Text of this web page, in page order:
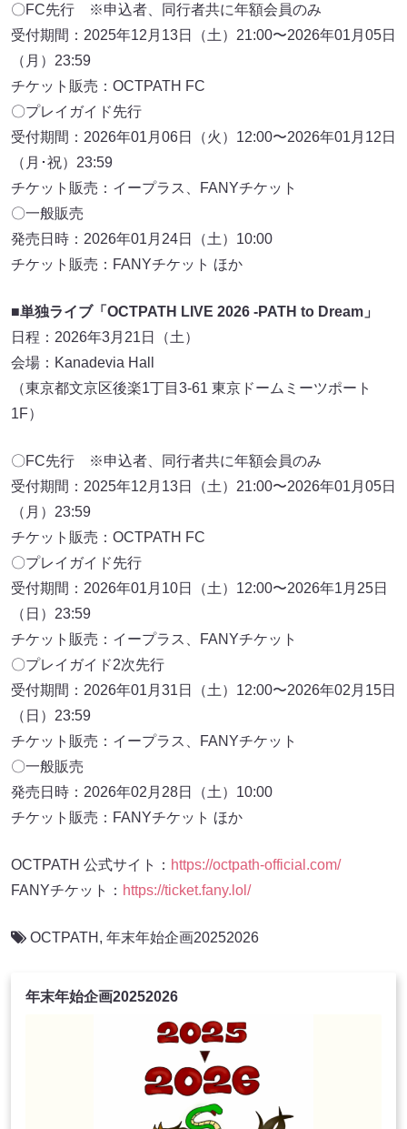
〇FC先行 ※申込者、同行者共に年額会員のみ
受付期間：2025年12月13日（土）21:00〜2026年01月05日
（月）23:59
チケット販売：OCTPATH FC
〇プレイガイド先行
受付期間：2026年01月06日（火）12:00〜2026年01月12日
（月･祝）23:59
チケット販売：イープラス、FANYチケット
〇一般販売
発売日時：2026年01月24日（土）10:00
チケット販売：FANYチケット ほか
■単独ライブ「OCTPATH LIVE 2026 -PATH to Dream」
日程：2026年3月21日（土）
会場：Kanadevia Hall
（東京都文京区後楽1丁目3-61 東京ドームミーツポート
1F）
〇FC先行 ※申込者、同行者共に年額会員のみ
受付期間：2025年12月13日（土）21:00〜2026年01月05日
（月）23:59
チケット販売：OCTPATH FC
〇プレイガイド先行
受付期間：2026年01月10日（土）12:00〜2026年1月25日
（日）23:59
チケット販売：イープラス、FANYチケット
〇プレイガイド2次先行
受付期間：2026年01月31日（土）12:00〜2026年02月15日
（日）23:59
チケット販売：イープラス、FANYチケット
〇一般販売
発売日時：2026年02月28日（土）10:00
チケット販売：FANYチケット ほか
OCTPATH 公式サイト： https://octpath-official.com/
FANYチケット： https://ticket.fany.lol/
OCTPATH , 年末年始企画20252026
年末年始企画20252026